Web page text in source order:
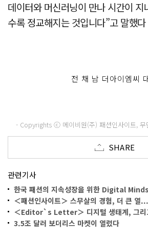
데이터와 머신러닝이 만나 시간이 지
수록 정교해지는 것입니다”고 말했다
전 채 남 더아이엠씨
- Copyrights ⓒ 메이비원(주) 패션인사이트, 무
SHARE
관련기사
한국 패션의 지속성장을 위한 Digital
＜패션인사이트＞ 스무살의 경험, 더 큰 열...
＜Editor`s Letter＞ 디지털 생태계, 그리
3.5조 달러 보더리스 마켓이 열렸다